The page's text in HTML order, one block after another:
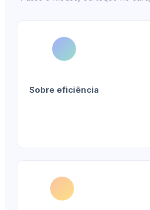
Sobre eficiência